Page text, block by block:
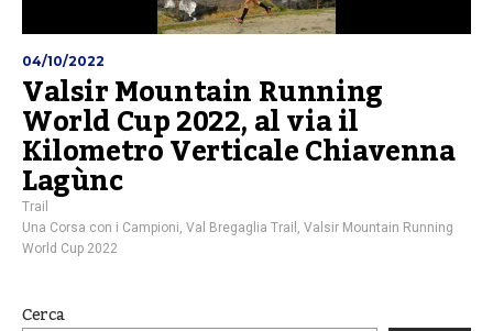
04/10/2022
Valsir Mountain Running
World Cup 2022, al via il
Kilometro Verticale Chiavenna
Lagùnc
Trail
Una Corsa con i Campioni, Val Bregaglia Trail , Valsir Mountain Running
World Cup 2022
Cerca